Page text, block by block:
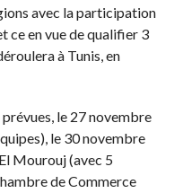
avec la participation
ce en vue de qualifier 3
à Tunis, en
le 27 novembre
le 30 novembre
Mourouj (avec 5
de Commerce